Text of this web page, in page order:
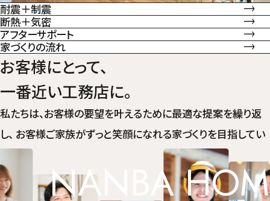
耐震＋制震
断熱＋気密
アフターサポート
家づくりの流れ
お客様にとって、
一番近い工務店に。
私たちは、お客様の要望を叶えるために最適な提案を繰り返
し、 お客様ご家族がずっと笑顔になれる家づくりを目指してい
NANBA